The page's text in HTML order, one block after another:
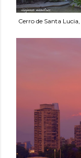
Cerro de Santa